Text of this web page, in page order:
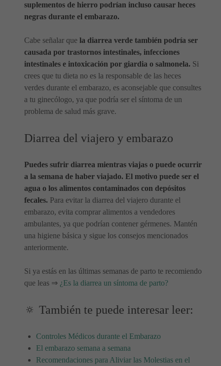
suplementos de hierro podrían incluso causar heces
negras durante el embarazo.
Cabe señalar que la diarrea verde también podría ser
causada por trastornos intestinales, infecciones
intestinales e intoxicación por giardia o salmonela. Si
crees que tu dieta no es la responsable de las heces
verdes durante el embarazo, es aconsejable que consultes
a tu ginecólogo, ya que podría ser el síntoma de un
problema de salud más grave.
Diarrea del viajero y embarazo
Puedes sufrir diarrea mientras viajas o puede ocurrir
a la semana de haber viajado. El motivo puede ser el
agua o los alimentos contaminados con depósitos
fecales. Para evitar la diarrea del viajero durante el
embarazo, evita comprar alimentos a vendedores
ambulantes, ya que podrían contener gérmenes. Mantén
una higiene básica y sigue los consejos mencionados
anteriormente.
Si ya estás en las últimas semanas de parto te recomiendo
que leas ⇒ ¿Es la diarrea un síntoma de parto?
🔅 También te puede interesar leer:
Controles Médicos durante el Embarazo
El embarazo semana a semana
Recomendaciones para Aliviar las Molestias en el